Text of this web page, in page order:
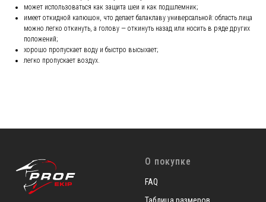
может использоваться как защита шеи и как подшлемник;
имеет откидной капюшон, что делает балаклаву универсальной: область лица
можно легко откинуть, а голову — откинуть назад или носить в ряде других
положений;
хорошо пропускает воду и быстро высыхает;
легко пропускает воздух.
О покупке
FAQ
Таблица размеров